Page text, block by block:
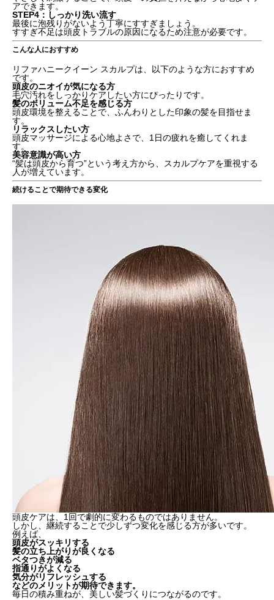
アできます。
STEP4：しっかり洗い流す
最後に泡残りがないよう丁寧にすすぎましょう。
すすぎ不足は頭皮トラブルの原因になるため注意が必要です。
こんな人におすすめ
リファハニークイーン スカルプは、以下のような方におすすめ
です。
頭皮のニオイが気になる方
毛穴汚れをしっかりケアしたい方にぴったりです。
髪のボリューム不足を感じる方
頭皮環境を整えることで、ふんわりとした印象の髪を目指せま
す。
リラックスしたい方
頭皮マッサージによる心地よさで、1日の疲れを癒してくれま
す。
美容意識が高い方
“髪は頭皮から育つ”という考え方から、スカルプケアを重視する
人が増えています。
続けることで期待できる変化
頭皮ケアは、1回で劇的に変わるものではありません。
しかし、継続することで少しずつ変化を感じる方が多いです。
例えば、
頭皮がスッキリする
髪の立ち上がりが良くなる
ベタつきが減る
指通りがよくなる
気分がリフレッシュする
などのメリットが期待できます。
毎日の積み重ねが、美しい髪づくりにつながるのです。